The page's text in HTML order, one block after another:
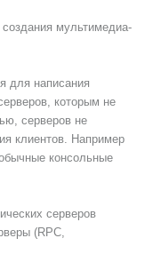
мультимедиа-
для написания
которым не
серверов не
клиентов. Например
консольные
серверов
(RPC,